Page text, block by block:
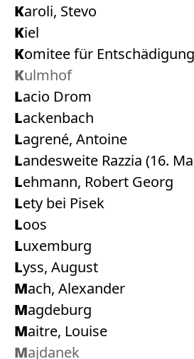
Karoli, Stevo
Kiel
Komitee für
Kulmhof
Lacio Drom
Lackenbach
Lagrené, Antoine
Landesweite Razzia (16.
Lehmann, Robert Georg
Lety bei Pisek
Loos
Luxemburg
Lyss, August
Mach, Alexander
Magdeburg
Maitre, Louise
Majdanek